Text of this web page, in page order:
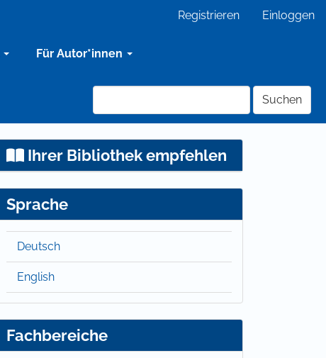
Registrieren Einloggen
Für Autor*innen
Suchen
Ihrer Bibliothek empfehlen
Sprache
Deutsch
English
Fachbereiche